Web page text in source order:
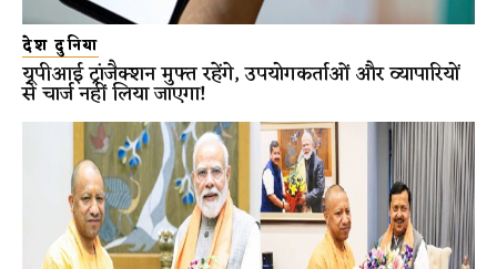
देश दुनिया
यूपीआई ट्रांजैक्शन मुफ्त रहेंगे, उपयोगकर्ताओं और व्यापारियों
से चार्ज नहीं लिया जाएगा!